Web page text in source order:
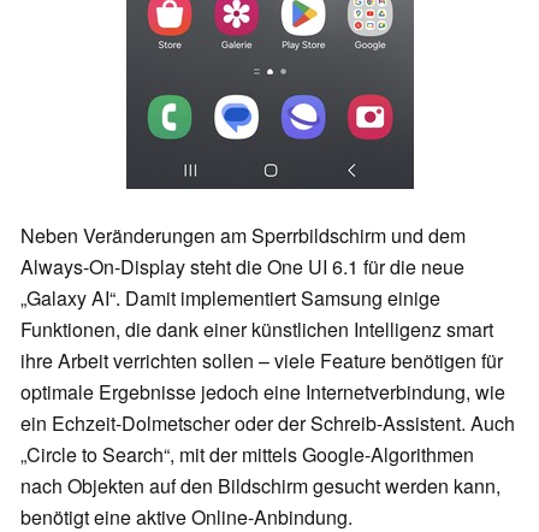
Neben Veränderungen am Sperrbildschirm und dem
Always-On-Display steht die One UI 6.1 für die neue
„Galaxy AI“. Damit implementiert Samsung einige
Funktionen, die dank einer künstlichen Intelligenz smart
ihre Arbeit verrichten sollen – viele Feature benötigen für
optimale Ergebnisse jedoch eine Internetverbindung, wie
ein Echzeit-Dolmetscher oder der Schreib-Assistent. Auch
„Circle to Search“, mit der mittels Google-Algorithmen
nach Objekten auf den Bildschirm gesucht werden kann,
benötigt eine aktive Online-Anbindung.